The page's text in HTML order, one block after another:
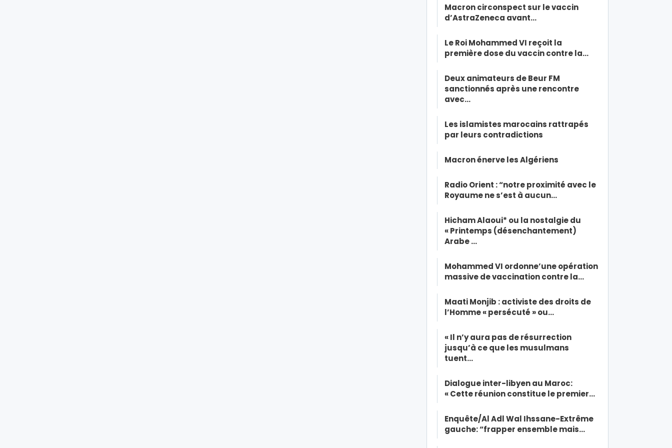
Macron circonspect sur le vaccin
d’AstraZeneca avant…
Le Roi Mohammed VI reçoit la
première dose du vaccin contre la…
Deux animateurs de Beur FM
sanctionnés après une rencontre
avec…
Les islamistes marocains rattrapés
par leurs contradictions
Macron énerve les Algériens
Radio Orient : “notre proximité avec le
Royaume ne s’est à aucun…
Hicham Alaoui* ou la nostalgie du
« Printemps (désenchantement)
Arabe …
Mohammed VI ordonne’une opération
massive de vaccination contre la…
Maati Monjib : activiste des droits de
l’Homme « persécuté » ou…
« Il n’y aura pas de résurrection
jusqu’à ce que les musulmans
tuent…
Dialogue inter-libyen au Maroc:
« Cette réunion constitue le premier…
Enquête/Al Adl Wal Ihssane-Extrême
gauche: “frapper ensemble mais…